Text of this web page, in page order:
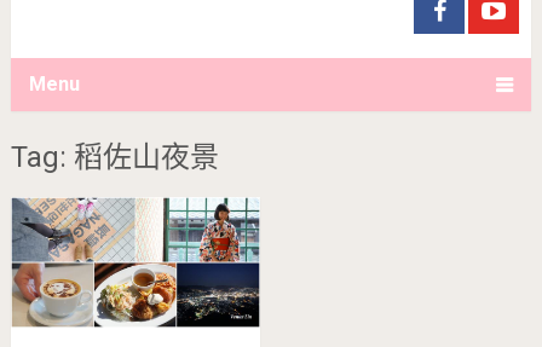
Menu
Tag: 稻佐山夜景